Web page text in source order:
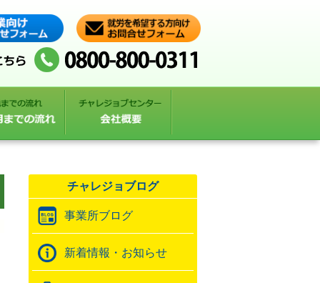
チャレジョブログ
事業所ブログ
新着情報・お知らせ